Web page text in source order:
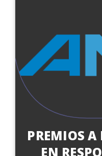
PREMIOS A
EN